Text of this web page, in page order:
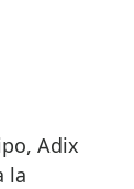
Adix
la